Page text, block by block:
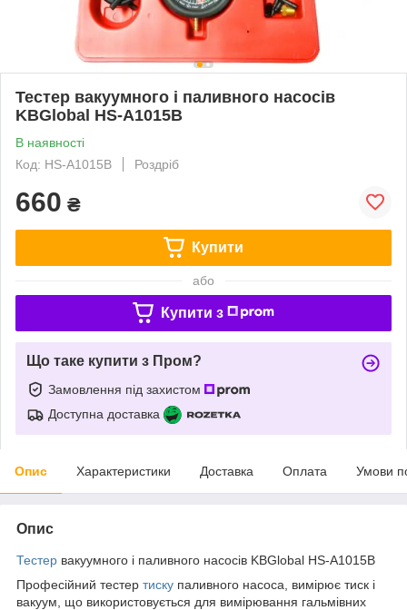
Тестер вакуумного і паливного насосів
KBGlobal HS-A1015B
В наявності
Код: HS-A1015B
Роздріб
660 ₴
Купити
або
Купити з
Що таке купити з Пром?
Замовлення під захистом
Доступна доставка
Опис Характеристики Доставка Оплата Умови
Опис
Тестер вакуумного і паливного насосів KBGlobal HS-A1015B
Професійний тестер тиску паливного насоса, вимірює тиск і
вакуум, що використовується для вимірювання гальмівних